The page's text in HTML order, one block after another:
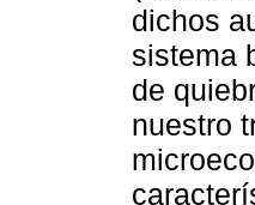
dichos
sistema
de
nuestro